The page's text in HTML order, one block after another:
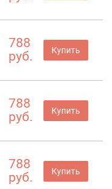
788
руб.
Купить
788
руб.
Купить
788
руб.
Купить